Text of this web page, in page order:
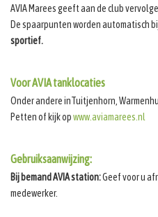
AVIA Marees geeft aan de club
De spaarpunten worden automatisch
sportief.
Voor AVIA tanklocaties
Onder andere inTuitjenhorn,
Petten of kijk opwww.aviamarees.nl
Gebruiksaanwijzing:
Bij bemand AVIA station:Geef voor u
medewerker.